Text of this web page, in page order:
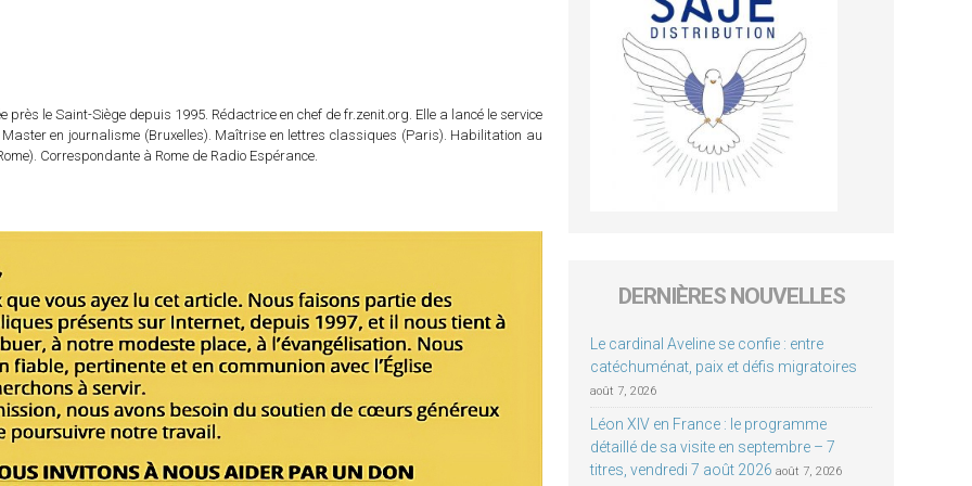
le Saint-Siège depuis 1995. Rédactrice en chef de fr.zenit.org. Elle a lancé le service
en journalisme (Bruxelles). Maîtrise en lettres classiques (Paris). Habilitation au
Correspondante à Rome de Radio Espérance.
DERNIÈRES NOUVELLES
Le cardinal Aveline se confie : entre
catéchuménat, paix et défis migratoires
août 7, 2026
Léon XIV en France : le programme
détaillé de sa visite en septembre – 7
titres, vendredi 7 août 2026 août 7, 2026